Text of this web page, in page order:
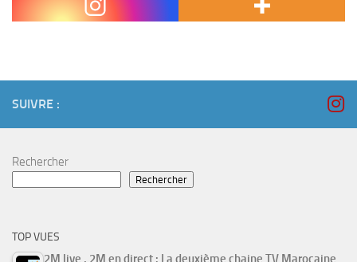
ilyas , fahd benchemsi...
SUIVRE :
Rechercher
Rechercher
TOP VUES
2M live , 2M en direct : La deuxième chaine TV Marocaine